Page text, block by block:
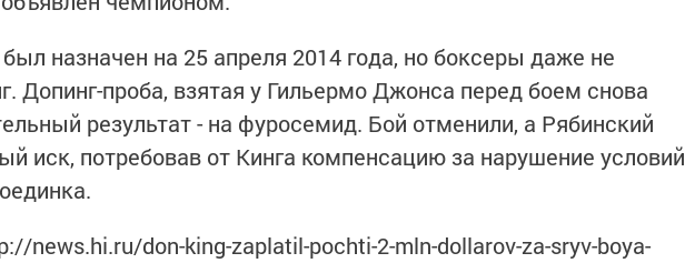
назначен на 25 апреля 2014 года, но боксеры даже не
Допинг-проба, взятая у Гильермо Джонса перед боем снова
результат - на фуросемид. Бой отменили, а Рябинский
иск, потребовав от Кинга компенсацию за нарушение условий
news.hi.ru/don-king-zaplatil-pochti-2-mln-dollarov-za-sryv-boya-